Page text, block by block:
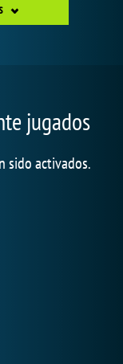
jugados
sido activados.